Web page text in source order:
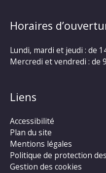
Horaires
Lundi, mardi et jeudi : de
Mercredi et vendredi : de
Liens
Accessibilité
Plan du site
Mentions légales
Politique de protection
Gestion des cookies